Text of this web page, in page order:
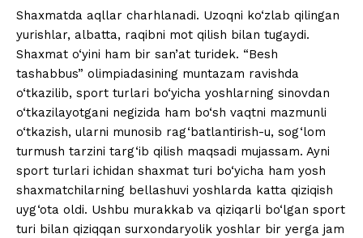
Shaxmatda aqllar charhlanadi. Uzoqni ko‘zlab qilingan
yurishlar, albatta, raqibni mot qilish bilan tugaydi.
Shaxmat o‘yini ham bir san’at turidek. “Besh
tashabbus” olimpiadasining muntazam ravishda
o‘tkazilib, sport turlari bo‘yicha yoshlarning sinovdan
o‘tkazilayotgani negizida ham bo‘sh vaqtni mazmunli
o‘tkazish, ularni munosib rag‘batlantirish-u, sog‘lom
turmush tarzini targ‘ib qilish maqsadi mujassam. Ayni
sport turlari ichidan shaxmat turi bo‘yicha ham yosh
shaxmatchilarning bellashuvi yoshlarda katta qiziqish
uyg‘ota oldi. Ushbu murakkab va qiziqarli bo‘lgan sport
turi bilan qiziqqan surxondaryolik yoshlar bir yerga jam